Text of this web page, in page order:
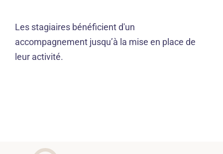
Les stagiaires bénéficient d'un
accompagnement jusqu’à la mise en place de
leur activité.